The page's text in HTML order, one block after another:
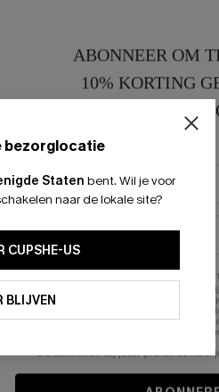
bezorglocatie
Staten bent. Wil je voor
naar de lokale site?
CUPSHE-US
BLIJVEN
ABONNEER OM
10% KORTING
15% KORTING
Door je contactgegevens in te vullen
Algemene
stemt er tevens mee in om herhaalde
en gepersonaliseerde
winkelwagen) en e-mails van Cupshe
niet vereist voor een aankoop. We
informatie gebruiken om producten
die aansluiten bij jouw profiel. Je kunt